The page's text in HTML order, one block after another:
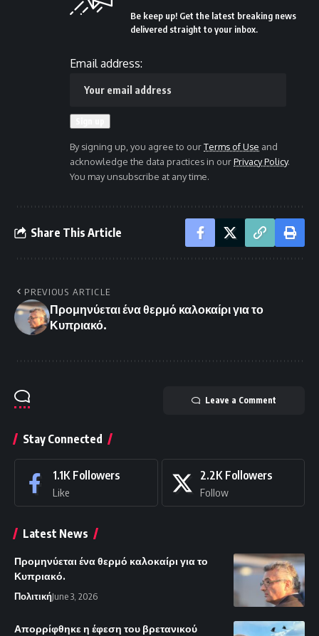
Be keep up! Get the latest breaking news
delivered straight to your inbox.
Email address:
By signing up, you agree to ourTerms of Use and
acknowledge the data practices in ourPrivacy Policy.
You may unsubscribe at any time.
Share This Article
PREVIOUS ARTICLE
Προμηνύεται ένα θερμό καλοκαίρι για το
Κυπριακό.
Leave a Comment
Stay Connected
1.1K Followers
Like
2.2K Followers
Follow
Latest News
Προμηνύεται ένα θερμό καλοκαίρι για το
Κυπριακό.
ΠολιτικήJune 3, 2026
Απορρίφθηκε η έφεση του βρετανικού